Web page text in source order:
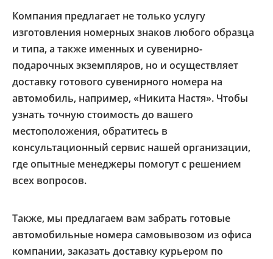
Компания предлагает не только услугу
изготовления номерных знаков любого образца
и типа, а также именных и сувенирно-
подарочных экземпляров, но и осуществляет
доставку готового сувенирного номера на
автомобиль, например, «Никита Настя». Чтобы
узнать точную стоимость до вашего
местоположения, обратитесь в
консультационный сервис нашей организации,
где опытные менеджеры помогут с решением
всех вопросов.
Также, мы предлагаем вам забрать готовые
автомобильные номера самовывозом из офиса
компании, заказать доставку курьером по